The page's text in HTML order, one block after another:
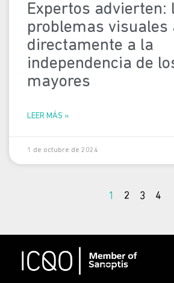
Expertos advierten:
problemas visuales
directamente a la
independencia de
mayores
LEER MÁS »
1 de octubre de 2024
1 2 3 4